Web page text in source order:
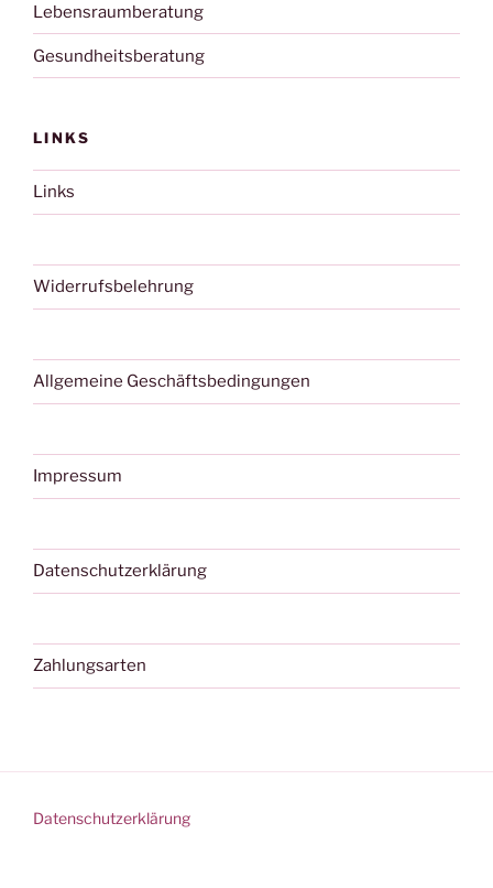
Lebensraumberatung
Gesundheitsberatung
LINKS
Links
Widerrufsbelehrung
Allgemeine Geschäftsbedingungen
Impressum
Datenschutzerklärung
Zahlungsarten
Datenschutzerklärung